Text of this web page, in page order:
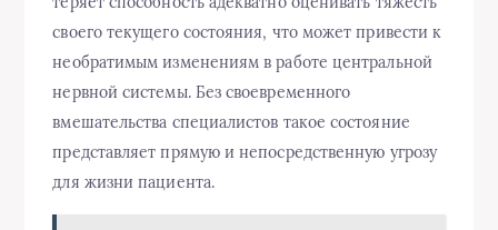
своего текущего состояния, что может привести к
необратимым изменениям в работе центральной
нервной системы. Без своевременного
вмешательства специалистов такое состояние
представляет прямую и непосредственную угрозу
для жизни пациента.